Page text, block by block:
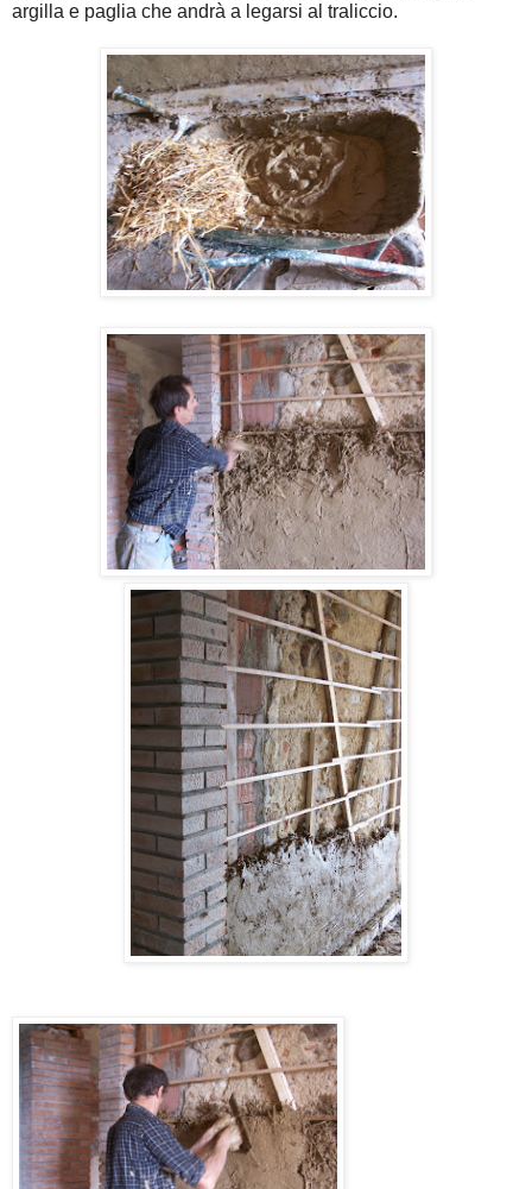
argilla e paglia che andrà a legarsi al traliccio.